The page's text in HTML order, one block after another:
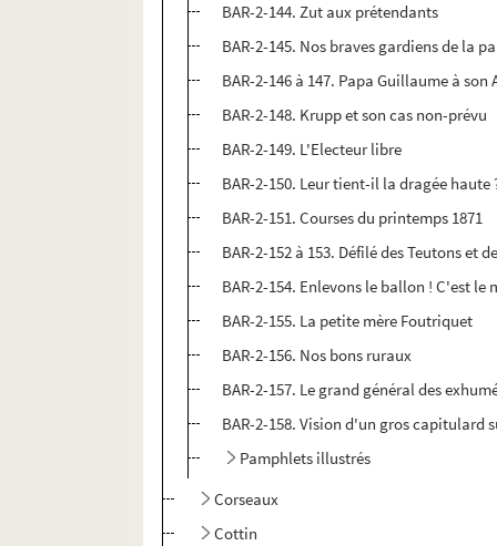
BAR-2-144. Zut aux prétendants
BAR-2-145. Nos braves gardiens de la
BAR-2-146 à 147. Papa Guillaume à son
BAR-2-148. Krupp et son cas non-prévu
BAR-2-149. L'Electeur libre
BAR-2-150. Leur tient-il la dragée haute
BAR-2-151. Courses du printemps 1871
BAR-2-152 à 153. Défilé des Teutons et
BAR-2-154. Enlevons le ballon ! C'est
BAR-2-155. La petite mère Foutriquet
BAR-2-156. Nos bons ruraux
BAR-2-157. Le grand général des
BAR-2-158. Vision d'un gros capitulard
Pamphlets illustrés
Corseaux
Cottin